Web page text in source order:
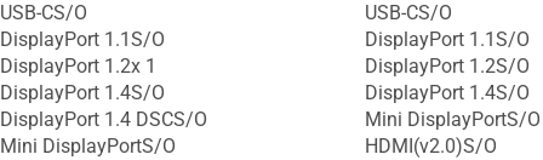
USB-CS/O
DisplayPort 1.1S/O
DisplayPort 1.2x 1
DisplayPort 1.4S/O
DisplayPort 1.4 DSCS/O
Mini DisplayPortS/O
USB-CS/O
DisplayPort 1.1S/O
DisplayPort 1.2S/O
DisplayPort 1.4S/O
Mini DisplayPortS/O
HDMI(v2.0)S/O